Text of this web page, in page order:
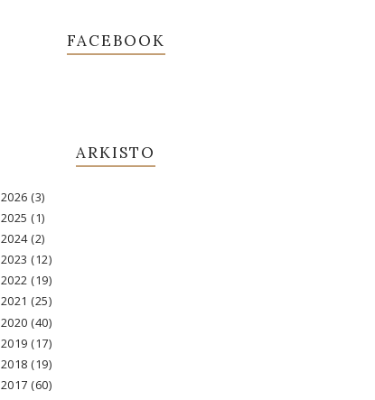
FACEBOOK
ARKISTO
2026 (3)
2025 (1)
2024 (2)
2023 (12)
2022 (19)
2021 (25)
2020 (40)
2019 (17)
2018 (19)
2017 (60)